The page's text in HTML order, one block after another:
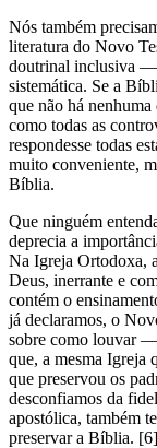
Nós também
literatura do Novo
doutrinal inclusiva —
sistemática. Se a
que não há
como todas as
respondesse todas
muito conveniente,
Bíblia.
Que ninguém
deprecia a
Na Igreja Ortodoxa,
Deus, inerrante e
contém o
já declaramos, o
sobre como louvar —
que, a mesma Igreja
que preservou os
desconfiamos da
apostólica, também
preservar a Bíblia. [6]